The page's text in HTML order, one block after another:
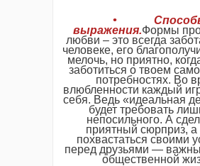
•
выражения.Формы
любви – это всегда
человеке, его
мелочь, но приятно,
заботиться о твоем
потребностях. Во
влюбленности каждый
себя. Ведь «идеальная
будет требовать
непосильного. А
приятный сюрприз, а
похвастаться своими
перед друзьями —
общественной